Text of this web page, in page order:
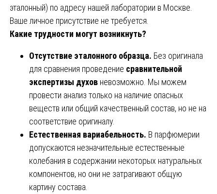
эталонный) по адресу нашей лаборатории в Москве.
Ваше личное присутствие не требуется.
Какие трудности могут возникнуть?
Отсутствие эталонного образца. Без оригинала
для сравнения проведение сравнительной
экспертизы духов невозможно. Мы можем
провести анализ только на наличие опасных
веществ или общий качественный состав, но не на
соответствие оригиналу.
Естественная вариабельность. В парфюмерии
допускаются незначительные естественные
колебания в содержании некоторых натуральных
компонентов, но они не затрагивают общую
картину состава.